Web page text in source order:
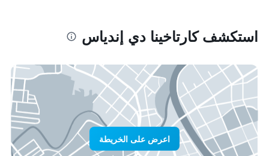
استكشف كارتاخينا دي إندياس
اعرض على الخريطة